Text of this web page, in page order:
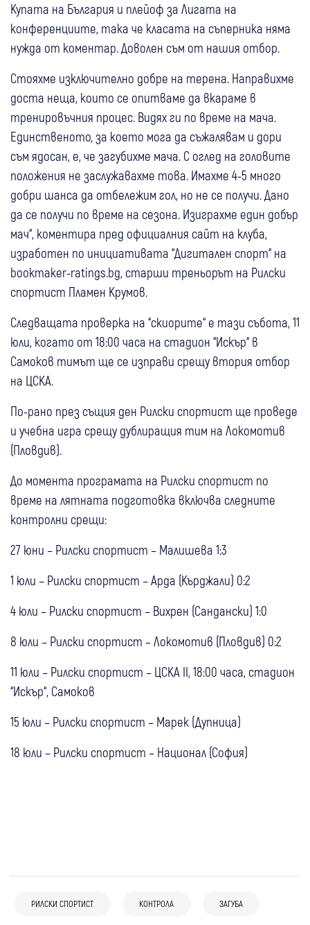
Купата на България и плейоф за Лигата на
конференциите, така че класата на съперника няма
нужда от коментар. Доволен съм от нашия отбор.
Стояхме изключително добре на терена. Направихме
доста неща, които се опитваме да вкараме в
тренировъчния процес. Видях ги по време на мача.
Единственото, за което мога да съжалявам и дори
съм ядосан, е, че загубихме мача. С оглед на головите
положения не заслужавахме това. Имахме 4-5 много
добри шанса да отбележим гол, но не се получи. Дано
да се получи по време на сезона. Изиграхме един добър
мач“, коментира пред официалния сайт на клуба,
изработен по инициативата “Дигитален спорт“ на
bookmaker-ratings.bg, старши треньорът на Рилски
спортист Пламен Крумов.
Следващата проверка на “скиорите“ е тази събота, 11
юли, когато от 18:00 часа на стадион “Искър“ в
Самоков тимът ще се изправи срещу втория отбор
на ЦСКА.
По-рано през същия ден Рилски спортист ще проведе
и учебна игра срещу дублиращия тим на Локомотив
(Пловдив).
До момента програмата на Рилски спортист по
време на лятната подготовка включва следните
контролни срещи:
27 юни – Рилски спортист – Малишева 1:3
1 юли – Рилски спортист – Арда (Кърджали) 0:2
4 юли – Рилски спортист – Вихрен (Сандански) 1:0
8 юли – Рилски спортист – Локомотив (Пловдив) 0:2
11 юли – Рилски спортист – ЦСКА II, 18:00 часа, стадион
“Искър“, Самоков
15 юли – Рилски спортист – Марек (Дупница)
18 юли – Рилски спортист – Национал (София)
РИЛСКИ СПОРТИСТ КОНТРОЛА ЗАГУБА
Самоков Спорт 02 авг